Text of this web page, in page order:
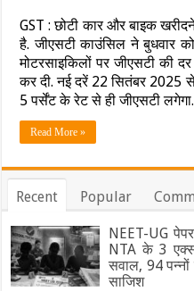
GST : छोटी कार और बाइक
है. जीएसटी काउंसिल ने बुधवार
मोटरसाइकिलों पर जीएसटी की
कर दी. नई दरें 22 सितंबर 2025 से
5 पर्सेंट के रेट से ही जीएसटी
Read More »
Recent Popular
NEET-UG
NTA के 3
सवाल, 94 पन्नों
साजिश